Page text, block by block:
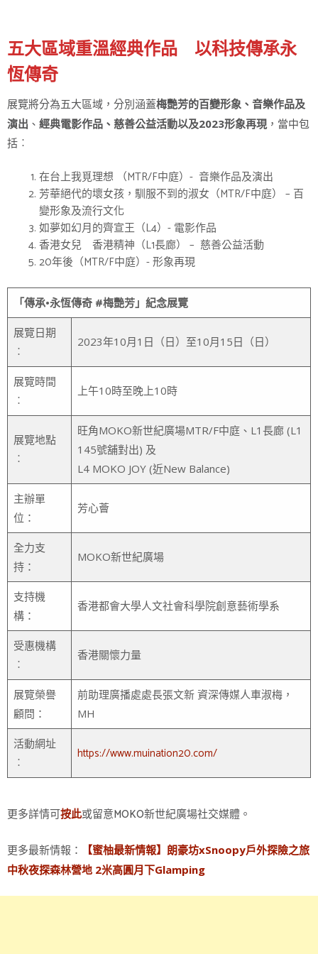
五大區域重溫經典作品 以科技傳承永
恆傳奇
展覽將分為五大區域，分別涵蓋梅艷芳的百變形象、音樂作品及
演出 、 經典電影作品、慈善公益活動以及2023形象再現，當中包
括︰
在台上我覓理想 （MTR/F中庭）- 音樂作品及演出
芳華絕代的壞女孩，馴服不到的淑女（MTR/F中庭） – 百
變形象及流行文化
如夢如幻月的齊宣王（L4）- 電影作品
香港女兒 香港精神（L1長廊） – 慈善公益活動
20年後（MTR/F中庭）- 形象再現
「傳承•永恆傳奇#梅艷芳」紀念展覽
展覽日期
︰
2023年10月1日（日）至10月15日（日）
展覽時間
︰
上午10時至晚上10時
展覽地點
︰
旺角MOKO新世紀廣場MTR/F中庭、L1長廊 (L1
145號舖對出) 及
L4 MOKO JOY (近New Balance)
主辦單
位：
芳心薈
全力支
持：
MOKO新世紀廣場
支持機
構：
香港都會大學人文社會科學院創意藝術學系
受惠機構
︰
香港關懷力量
展覽榮譽
顧問：
前助理廣播處處長張文新 資深傳媒人車淑梅，
MH
活動網址
︰
https://www.muination20.com/
更多詳情可按此或留意MOKO新世紀廣場社交媒體。
更多最新情報：
【蜜柚最新情報】朗豪坊xSnoopy戶外探險之旅
中秋夜探森林營地 2米高圓月下Glamping